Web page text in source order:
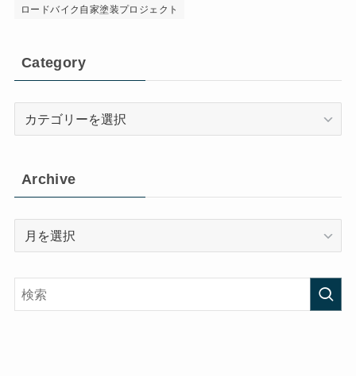
ロードバイク自家塗装プロジェクト
Category
Category
Archive
Archive